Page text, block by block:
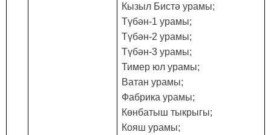
Кызыл Бистә урамы;
Түбән-1 урамы;
Түбән-2 урамы;
Түбән-3 урамы;
Тимер юл урамы;
Ватан урамы;
Фабрика урамы;
Көнбатыш тыкрыгы;
Кояш урамы;